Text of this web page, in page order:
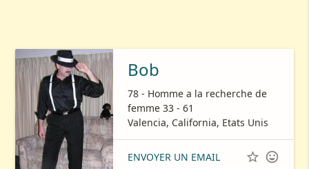
Bob
78 - Homme a la recherche de
femme 33 - 61
Valencia, California, Etats Unis
ENVOYER UN EMAIL  